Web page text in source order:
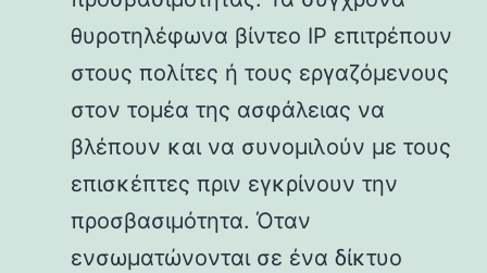
θυροτηλέφωνα βίντεο IP επιτρέπουν
στους πολίτες ή τους εργαζόμενους
στον τομέα της ασφάλειας να
βλέπουν και να συνομιλούν με τους
επισκέπτες πριν εγκρίνουν την
προσβασιμότητα. Όταν
ενσωματώνονται σε ένα δίκτυο